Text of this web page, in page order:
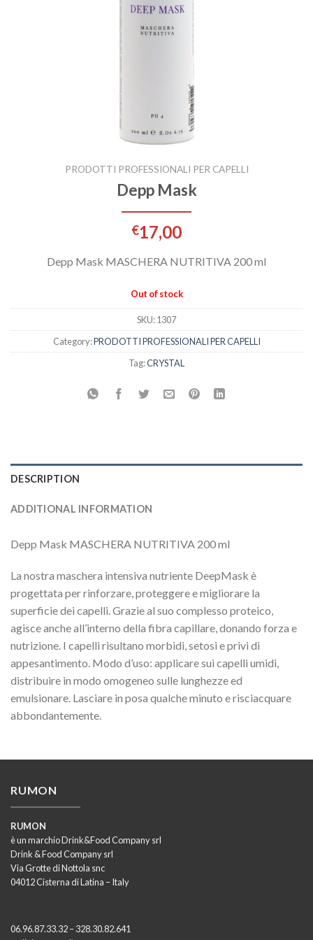
PRODOTTI PROFESSIONALI PER CAPELLI
Depp Mask
€17,00
Depp Mask MASCHERA NUTRITIVA 200 ml
Out of stock
SKU:1307
Category:PRODOTTI PROFESSIONALI PER CAPELLI
Tag:CRYSTAL
DESCRIPTION
ADDITIONAL INFORMATION
Depp Mask MASCHERA NUTRITIVA 200 ml
La nostra maschera intensiva nutriente DeepMask è
progettata per rinforzare, proteggere e migliorare la
superficie dei capelli. Grazie al suo complesso proteico,
agisce anche all’interno della fibra capillare, donando forza e
nutrizione. I capelli risultano morbidi, setosi e privi di
appesantimento. Modo d’uso: applicare sui capelli umidi,
distribuire in modo omogeneo sulle lunghezze ed
emulsionare. Lasciare in posa qualche minuto e risciacquare
abbondantemente.
RUMON
RUMON
è un marchio Drink&Food Company srl
Drink & Food Company srl
Via Grotte di Nottola snc
04012 Cisterna di Latina – Italy
06.96.87.33.32 – 328.30.82.641